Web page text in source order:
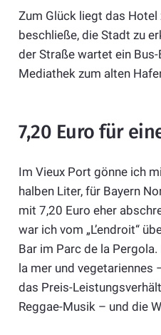
Zum Glück liegt das Hotel
beschließe, die Stadt zu
der Straße wartet ein
Mediathek zum alten
7,20 Euro für
Im Vieux Port gönne ich
halben Liter, für Bayern
mit 7,20 Euro eher
war ich vom „L’endroit“
Bar im Parc de la
la mer und vegetariennes
das Preis-
Reggae-Musik – und die